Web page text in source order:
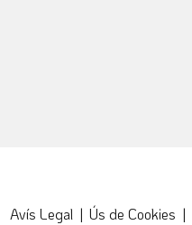
Avís Legal | Ús de Cookies |